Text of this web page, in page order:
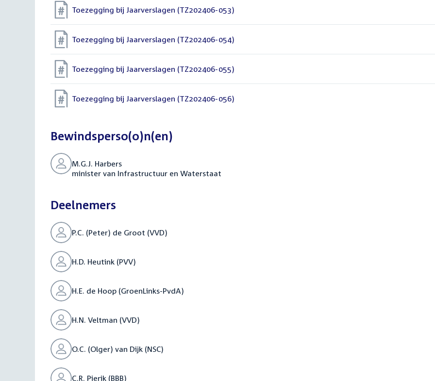
Toezegging bij Jaarverslagen (TZ202406-053)
Toezegging bij Jaarverslagen (TZ202406-054)
Toezegging bij Jaarverslagen (TZ202406-055)
Toezegging bij Jaarverslagen (TZ202406-056)
Bewindsperso(o)n(en)
M.G.J. Harbers
minister van Infrastructuur en Waterstaat
Deelnemers
P.C. (Peter) de Groot (VVD)
H.D. Heutink (PVV)
H.E. de Hoop (GroenLinks-PvdA)
H.N. Veltman (VVD)
O.C. (Olger) van Dijk (NSC)
C.R. Pierik (BBB)